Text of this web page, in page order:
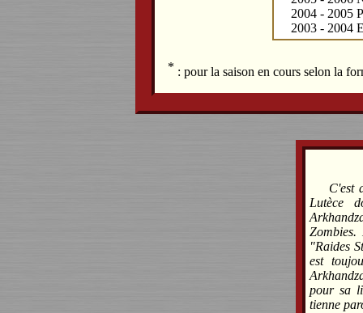
2004 - 2005
2003 - 2004
* : pour la saison en cours selon la
C'est
Lutèce
"Raides
est
pour sa
tienne